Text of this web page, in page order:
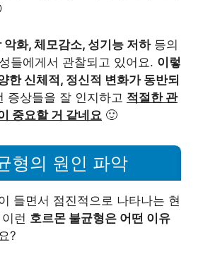
악화, 체모감소, 성기능 저하등의
들에게서 관찰되고 있어요. 이렇
한 신체적, 정신적 변화가 동반되
증상들을 잘 인지하고 적절한 관
중요할 거 같네요 🙂
형의 원인 파악
들면서 점진적으로 나타나는 현
런 호르몬 불균형은 어떤 이유
?